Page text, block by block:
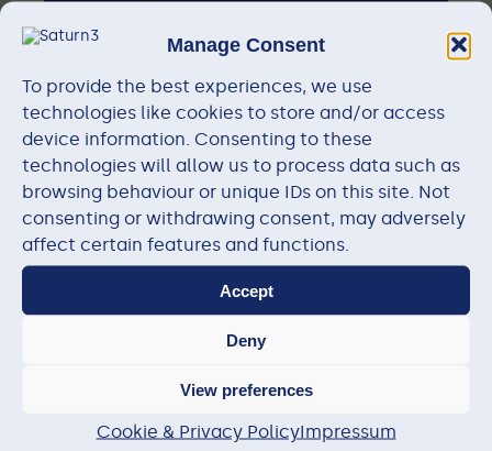
Manage Consent
To provide the best experiences, we use
technologies like cookies to store and/or access
device information. Consenting to these
technologies will allow us to process data such as
browsing behaviour or unique IDs on this site. Not
consenting or withdrawing consent, may adversely
affect certain features and functions.
Accept
Deny
View preferences
Cookie & Privacy PolicyImpressum
RESOURCES
Members
Subprojects